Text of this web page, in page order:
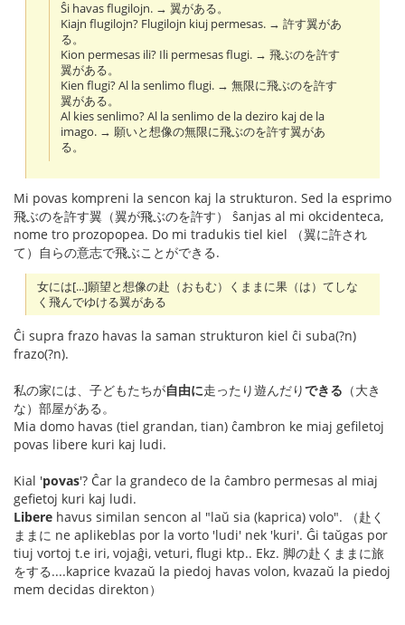
Ŝi havas flugilojn. → 翼がある。
Kiajn flugilojn? Flugilojn kiuj permesas. → 許す翼があ
る。
Kion permesas ili? Ili permesas flugi. → 飛ぶのを許す
翼がある。
Kien flugi? Al la senlimo flugi. → 無限に飛ぶのを許す
翼がある。
Al kies senlimo? Al la senlimo de la deziro kaj de la
imago. → 願いと想像の無限に飛ぶのを許す翼があ
る。
Mi povas kompreni la sencon kaj la strukturon. Sed la esprimo
飛ぶのを許す翼（翼が飛ぶのを許す） ŝanjas al mi okcidenteca,
nome tro prozopopea. Do mi tradukis tiel kiel （翼に許され
て）自らの意志で飛ぶことができる.
女には[...]願望と想像の赴（おもむ）くままに果（は）てしな
く飛んでゆける翼がある
Ĉi supra frazo havas la saman strukturon kiel ĉi suba(?n)
frazo(?n).
私の家には、子どもたちが自由に走ったり遊んだりできる （大き
な）部屋がある。
Mia domo havas (tiel grandan, tian) ĉambron ke miaj gefiletoj
povas libere kuri kaj ludi.
Kial 'povas'? Ĉar la grandeco de la ĉambro permesas al miaj
gefietoj kuri kaj ludi.
Libere havus similan sencon al "laŭ sia (kaprica) volo". （赴く
ままに ne aplikeblas por la vorto 'ludi' nek 'kuri'. Ĝi taŭgas por
tiuj vortoj t.e iri, vojaĝi, veturi, flugi ktp.. Ekz. 脚の赴くままに旅
をする....kaprice kvazaŭ la piedoj havas volon, kvazaŭ la piedoj
mem decidas direkton）